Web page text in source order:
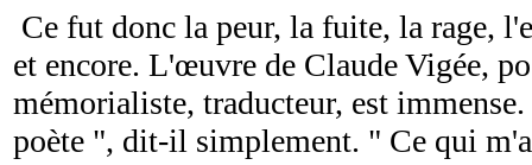
Ce fut donc la peur, la fuite, la rage,
et encore. L'œuvre de Claude Vigée,
mémorialiste, traducteur, est
poète ", dit-il simplement. " Ce qui